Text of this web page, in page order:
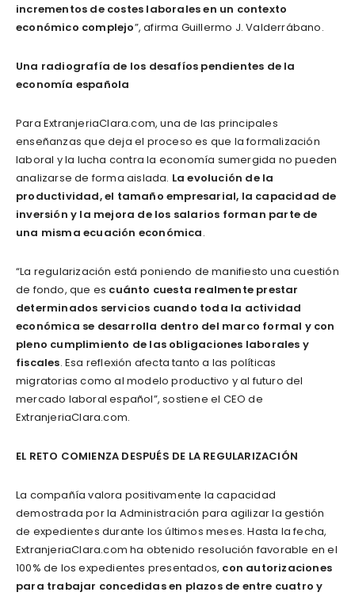
incrementos de costes laborales en un contexto
económico complejo”, afirma Guillermo J. Valderrábano.
Una radiografía de los desafíos pendientes de la
economía española
Para ExtranjeriaClara.com, una de las principales
enseñanzas que deja el proceso es que la formalización
laboral y la lucha contra la economía sumergida no pueden
analizarse de forma aislada. La evolución de la
productividad, el tamaño empresarial, la capacidad de
inversión y la mejora de los salarios forman parte de
una misma ecuación económica.
“La regularización está poniendo de manifiesto una cuestión
de fondo, que es cuánto cuesta realmente prestar
determinados servicios cuando toda la actividad
económica se desarrolla dentro del marco formal y con
pleno cumplimiento de las obligaciones laborales y
fiscales. Esa reflexión afecta tanto a las políticas
migratorias como al modelo productivo y al futuro del
mercado laboral español”, sostiene el CEO de
ExtranjeriaClara.com.
EL RETO COMIENZA DESPUÉS DE LA REGULARIZACIÓN
La compañía valora positivamente la capacidad
demostrada por la Administración para agilizar la gestión
de expedientes durante los últimos meses. Hasta la fecha,
ExtranjeriaClara.com ha obtenido resolución favorable en el
100% de los expedientes presentados, con autorizaciones
para trabajar concedidas en plazos de entre cuatro y